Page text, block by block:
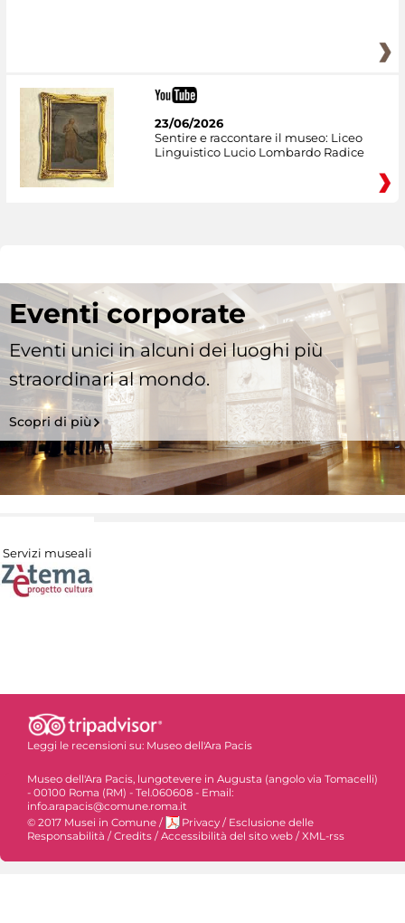
23/06/2026
Sentire e raccontare il museo: Liceo
Linguistico Lucio Lombardo Radice
Eventi corporate
Eventi unici in alcuni dei luoghi più
straordinari al mondo.
Scopri di più
Servizi museali
Leggi le recensioni su: Museo dell'Ara Pacis
Museo dell'Ara Pacis, lungotevere in Augusta (angolo via Tomacelli)
- 00100 Roma (RM) - Tel.060608 - Email:
info.arapacis@comune.roma.it
© 2017 Musei in Comune / Privacy / Esclusione delle
Responsabilità /Credits /Accessibilità del sito web /XML-rss